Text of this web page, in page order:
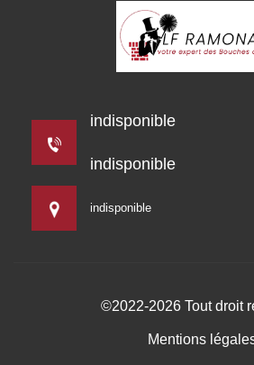
indisponible
indisponible
indisponible
©2022-2026 Tout droit
Mentions